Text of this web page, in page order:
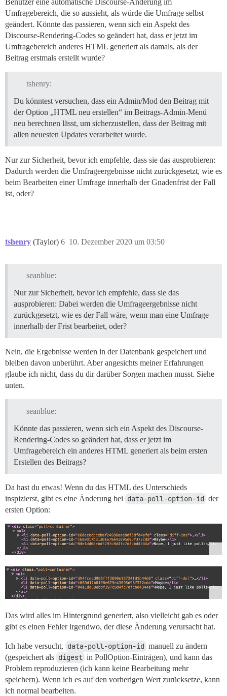
Umfragebereich, die so aussieht, als würde die Umfrage selbst
geändert. Könnte das passieren, wenn sich ein Aspekt des
Discourse-Rendering-Codes so geändert hat, dass er jetzt im
Umfragebereich anderes HTML generiert als damals, als der
Beitrag erstmals erstellt wurde?
tshenry:
Du könntest versuchen, dass ein Admin/Mod den Beitrag mit
der Option „HTML neu erstellen“ im Beitrags-Admin-Menü
neu berechnen lässt, um sicherzustellen, dass der Beitrag mit
allen neuesten Updates verarbeitet wurde.
Nur zur Sicherheit, bevor ich empfehle, dass sie das ausprobieren:
Dadurch werden die Umfrageergebnisse nicht zurückgesetzt, wie es
beim Bearbeiten einer Umfrage innerhalb der Gnadenfrist der Fall
ist, oder?
tshenry (Taylor) 10. Dezember 2020 um 03:50
6
seanblue:
Nur zur Sicherheit, bevor ich empfehle, dass sie das
ausprobieren: Dabei werden die Umfrageergebnisse nicht
zurückgesetzt, wie es der Fall wäre, wenn man eine Umfrage
innerhalb der Frist bearbeitet, oder?
Nein, die Ergebnisse werden in der Datenbank gespeichert und
bleiben davon unberührt. Aber angesichts meiner Erfahrungen
glaube ich nicht, dass du dir darüber Sorgen machen musst. Siehe
unten.
seanblue:
Könnte das passieren, wenn sich ein Aspekt des Discourse-
Rendering-Codes so geändert hat, dass er jetzt im
Umfragebereich ein anderes HTML generiert als beim ersten
Erstellen des Beitrags?
Da hast du etwas! Wenn du das HTML des Unterschieds
inspizierst, gibt es eine Änderung bei data-poll-option-id der
ersten Option:
Das wird alles im Hintergrund generiert, also vielleicht gab es oder
gibt es einen Fehler irgendwo, der diese Änderung verursacht hat.
Ich habe versucht, data-poll-option-id manuell zu ändern
(gespeichert als digest in PollOption-Einträgen), und kann das
Problem reproduzieren (ich kann keine Bearbeitung mehr
speichern). Wenn ich es auf den vorherigen Wert zurücksetze, kann
ich normal bearbeiten.